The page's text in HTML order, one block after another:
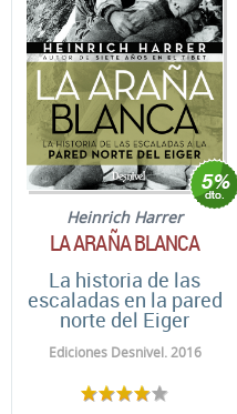
Heinrich Harrer
LA ARAÑA BLANCA
La historia de las
escaladas en la pared
norte del Eiger
Ediciones Desnivel. 2016